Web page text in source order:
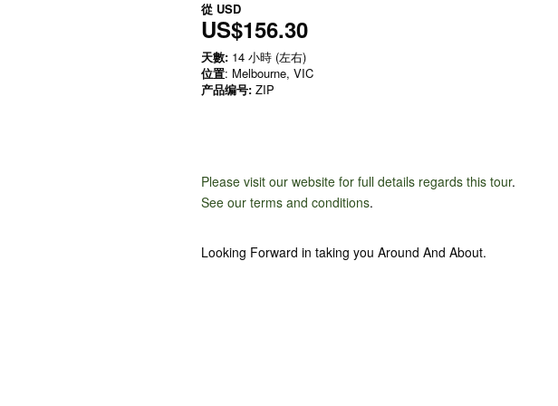
從 USD
US$156.30
天數: 14 小時 (左右)
位置: Melbourne, VIC
产品编号: ZIP
Please visit our website for full details regards this tour.
See our terms and conditions.
Looking Forward in taking you Around And About.